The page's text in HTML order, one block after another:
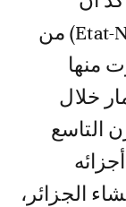
المغرب يعتبر دولة قومية (Etat-Nation) من
منها
خلال
التاسع
الجزائر،